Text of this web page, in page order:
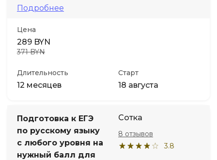
Подробнее
Цена
289 BYN
371 BYN
Длительность
12 месяцев
Старт
18 августа
Подготовка к ЕГЭ
по русскому языку
с любого уровня на
нужный балл для
Сотка
3.8
8 отзывов